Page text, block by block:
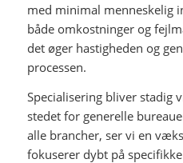
med minimal menneskelig
både omkostninger og
det øger hastigheden og
processen.
Specialisering bliver stadig
stedet for generelle
alle brancher, ser vi en
fokuserer dybt på